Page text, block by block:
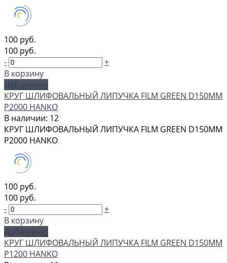
100 руб.
100 руб.
-
+
В корзину
Добавлено
КРУГ ШЛИФОВАЛЬНЫЙ ЛИПУЧКА FILM GREEN D150MM
P2000 HANKO
В наличии: 12
КРУГ ШЛИФОВАЛЬНЫЙ ЛИПУЧКА FILM GREEN D150MM
P2000 HANKO
100 руб.
100 руб.
-
+
В корзину
Добавлено
КРУГ ШЛИФОВАЛЬНЫЙ ЛИПУЧКА FILM GREEN D150MM
P1200 HANKO